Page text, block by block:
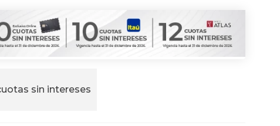
sin intereses